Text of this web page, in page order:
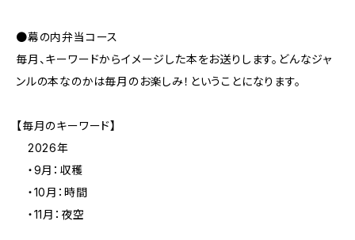
●幕の内弁当コース
毎月、キーワードからイメージした本をお送りします。どんなジャ
ンルの本なのかは毎月のお楽しみ！ということになります。
【毎月のキーワード】
2026年
・9月：収穫
・10月：時間
・11月：夜空